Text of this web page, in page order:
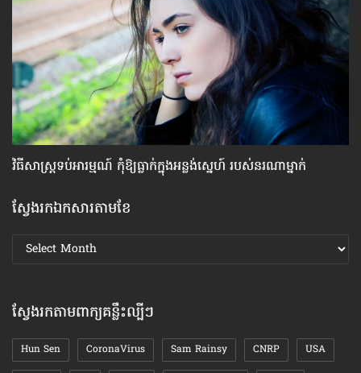
វិធីសាស្រ្ត​ទប់​អារម្មណ៍ កុំឱ្យធ្លាក់​ក្នុងអន្លង់ស្នេហ៍ របស់​នរណា​ម្នាក់
ស្វែងរកឯកសារតាមខែ
ស្វែងរក
ឯកសារ
ស្វែងរកតាមពាក្យគន្លឹះល្បីៗ
Hun Sen CoronaVirus Sam Rainsy CNRP USA